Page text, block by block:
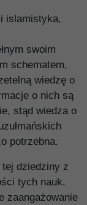
islamistyka,
swoim
schematem,
wiedzę o
o nich są
stąd wiedza o
potrzebna.
dziedziny z
tych nauk.
zaangażowanie